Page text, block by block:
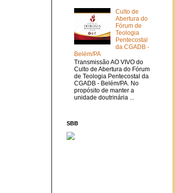
Culto de
Abertura do
Fórum de
Teologia
Pentecostal
da CGADB -
Belém/PA
Transmissão AO VIVO do
Culto de Abertura do Fórum
de Teologia Pentecostal da
CGADB - Belém/PA. No
propósito de manter a
unidade doutrinária ...
SBB